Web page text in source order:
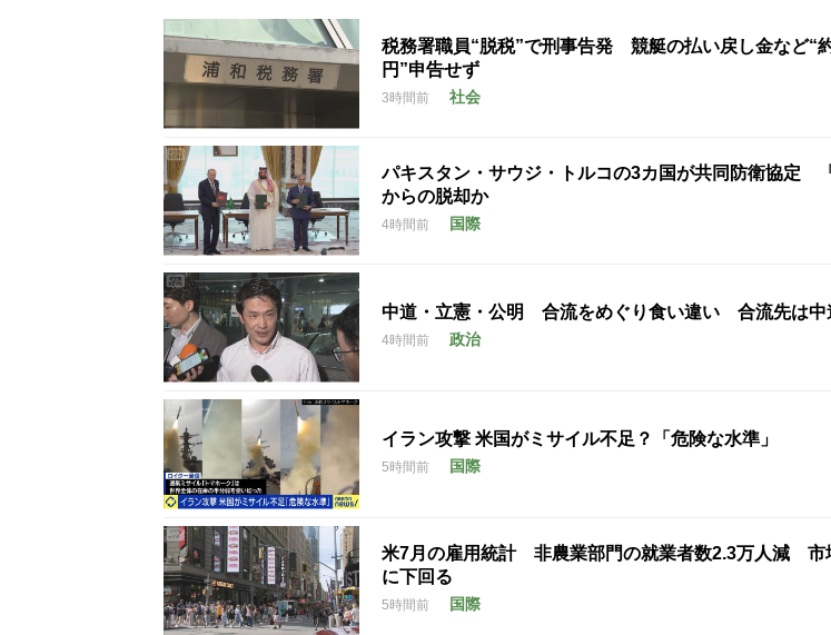
税務署職員“脱税”で刑事告発 競艇の払い戻し金など“
円”申告せず
3時間前 社会
パキスタン・サウジ・トルコの3カ国が共同防衛協定
からの脱却か
4時間前 国際
中道・立憲・公明 合流をめぐり食い違い 合流先は中
4時間前 政治
イラン攻撃 米国がミサイル不足？「危険な水準」
5時間前 国際
米7月の雇用統計 非農業部門の就業者数2.3万人減 市
に下回る
5時間前 国際